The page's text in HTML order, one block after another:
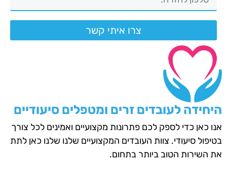
צרו איתי קשר
היחידה לעובדים זרים ומטפלים סיעודיים
אנו כאן כדי לספק לכם פתרונות מקצועיים ואמינים לכל צורך
בטיפול סיעודי. צוות העובדים המקצועיים שלנו שלנו כאן לתת
את השירות הטוב ביותר בתחום.